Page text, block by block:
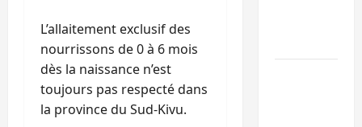
L’allaitement exclusif des
nourrissons de 0 à 6 mois
dès la naissance n’est
toujours pas respecté dans
la province du Sud-Kivu.